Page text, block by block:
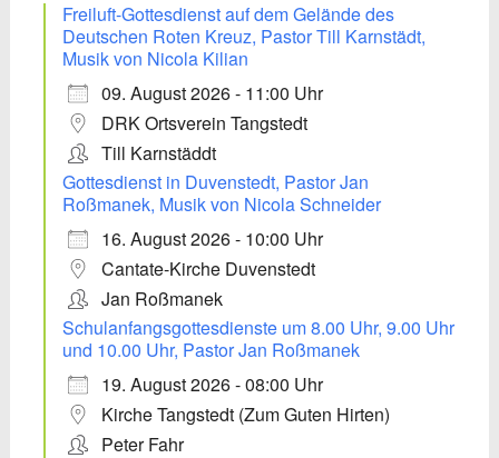
Freiluft-Gottesdienst auf dem Gelände des
Deutschen Roten Kreuz, Pastor Till Karnstädt,
Musik von Nicola Kilian
09. August 2026 - 11:00 Uhr
DRK Ortsverein Tangstedt
Till Karnstäddt
Gottesdienst in Duvenstedt, Pastor Jan
Roßmanek, Musik von Nicola Schneider
16. August 2026 - 10:00 Uhr
Cantate-Kirche Duvenstedt
Jan Roßmanek
Schulanfangsgottesdienste um 8.00 Uhr, 9.00 Uhr
und 10.00 Uhr, Pastor Jan Roßmanek
19. August 2026 - 08:00 Uhr
Kirche Tangstedt (Zum Guten Hirten)
Peter Fahr